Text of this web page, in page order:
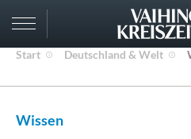
Start Deutschland & Welt
Wissen